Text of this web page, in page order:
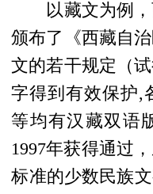
以藏文为例，
颁布了《西藏自
文的若干规定（
字得到有效保护,
等均有汉藏双语
1997年获得通过
标准的少数民族